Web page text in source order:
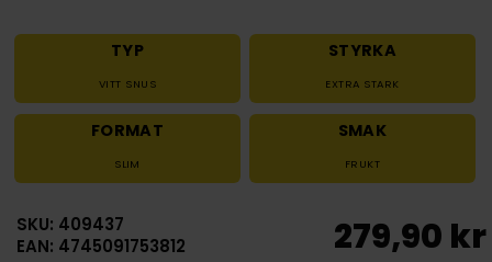
TYP
VITT SNUS
STYRKA
EXTRA STARK
FORMAT
SLIM
SMAK
FRUKT
SKU: 409437
EAN: 4745091753812
279,90 kr